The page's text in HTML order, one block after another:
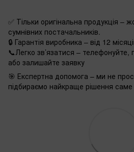
✅ Тільки оригінальна продукція –
сумнівних постачальників.
🔒 Гарантія виробника – від 12
📞Легко зв’язатися –
або залишайте заявку
🎯 Експертна допомога – ми не
підбираємо найкраще рішення